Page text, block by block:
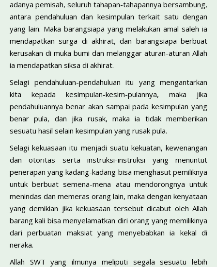
adanya pemisah, seluruh tahapan-tahapannya bersambung,
antara pendahuluan dan kesimpulan terkait satu dengan
yang lain. Maka barangsiapa yang melakukan amal saleh ia
mendapatkan surga di akhirat, dan barangsiapa berbuat
kerusakan di muka bumi dan melanggar aturan-aturan Allah
ia mendapatkan siksa di akhirat.
Selagi pendahuluan-pendahuluan itu yang meng­antarkan
kita kepada kesimpulan-kesim-pulannya, maka jika
pendahuluannya benar akan sampai pada kesimpulan yang
benar pula, dan jika rusak, maka ia tidak memberikan
sesuatu hasil selain kesimpulan yang rusak pula.
Selagi kekuasaan itu menjadi suatu kekuatan, kewenangan
dan otoritas serta instruksi-instruksi yang menuntut
penerapan yang kadang-kadang bisa menghasut pemiliknya
untuk berbuat semena-mena atau mendorongnya untuk
menindas dan memeras orang lain, maka dengan kenyataan
yang demikian jika kekuasaan tersebut dicabut oleh Allah
barang kali bisa menyelamatkan diri orang yang memilikinya
dari perbuatan maksiat yang menyebabkan ia kekal di
neraka.
Allah SWT yang ilmunya meliputi segala sesuatu lebih